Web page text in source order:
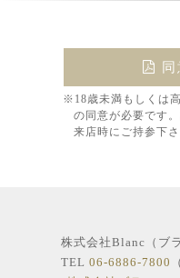
※18歳未満もしくは
の同意が必要です
来店時にご持参下さ
株式会社Blanc（ブ
TEL06-6886-7800